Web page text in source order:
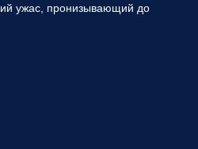
ужас, пронизывающий до